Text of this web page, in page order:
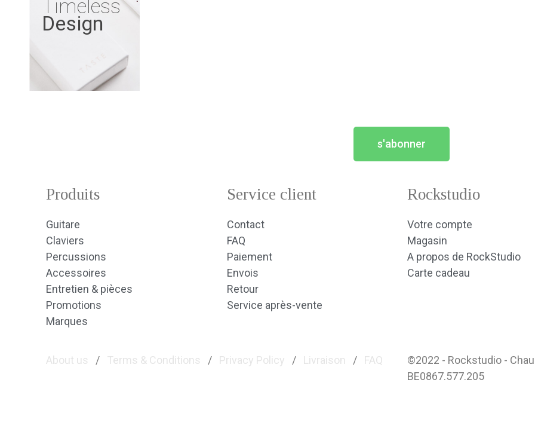
Timeless
Design
s'abonner
Produits
Guitare
Claviers
Percussions
Accessoires
Entretien & pièces
Promotions
Marques
Service client
Contact
FAQ
Paiement
Envois
Retour
Service après-vente
Rockstudio
Votre compte
Magasin
A propos de RockStudio
Carte cadeau
About us / Terms & Conditions / Privacy Policy / Livraison / FAQ
©2022 - Rockstudio -
BE0867.577.205